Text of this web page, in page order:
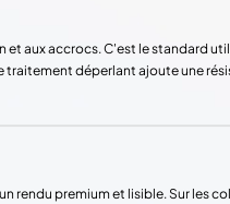
aux accrocs. C'est le standard
traitement déperlant ajoute une
rendu premium et lisible. Sur les